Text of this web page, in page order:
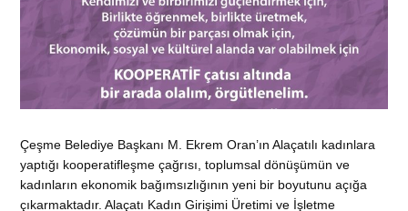
Çeşme Belediye Başkanı M. Ekrem Oran’ın Alaçatılı kadınlara
yaptığı kooperatifleşme çağrısı, toplumsal dönüşümün ve
kadınların ekonomik bağımsızlığının yeni bir boyutunu açığa
çıkarmaktadır. Alaçatı Kadın Girişimi Üretimi ve İşletme